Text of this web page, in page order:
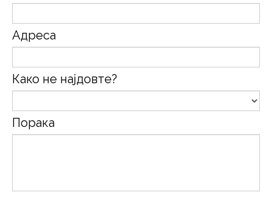
Адреса
Како не најдовте?
Порака